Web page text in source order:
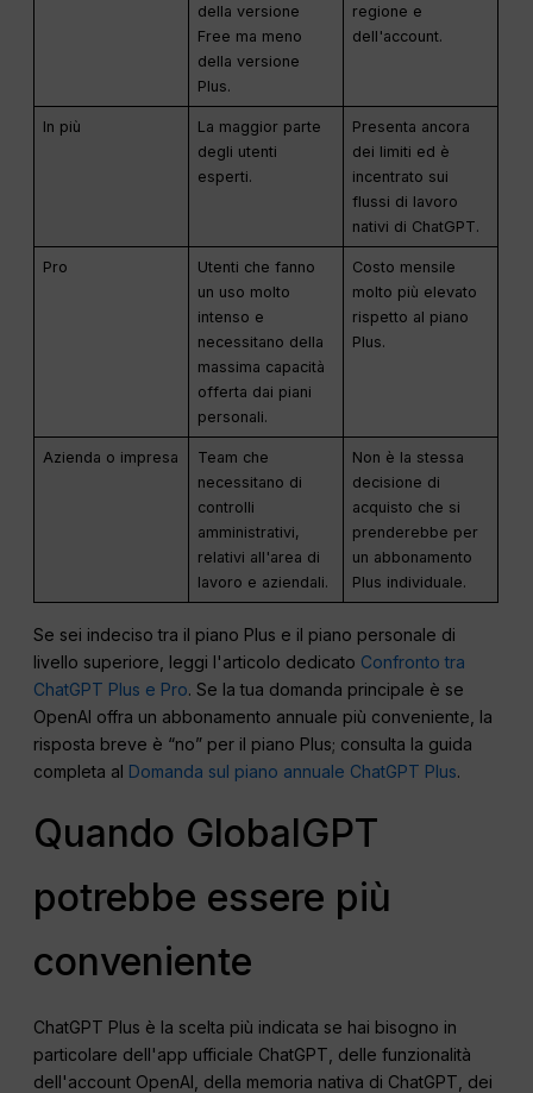
della versione
Free ma meno
della versione
Plus.
regione e
dell'account.
In più
La maggior parte
degli utenti
esperti.
Presenta ancora
dei limiti ed è
incentrato sui
flussi di lavoro
nativi di ChatGPT.
Pro
Utenti che fanno
un uso molto
intenso e
necessitano della
massima capacità
offerta dai piani
personali.
Costo mensile
molto più elevato
rispetto al piano
Plus.
Azienda o impresa
Team che
necessitano di
controlli
amministrativi,
relativi all'area di
lavoro e aziendali.
Non è la stessa
decisione di
acquisto che si
prenderebbe per
un abbonamento
Plus individuale.
Se sei indeciso tra il piano Plus e il piano personale di
livello superiore, leggi l'articolo dedicato Confronto tra
ChatGPT Plus e Pro. Se la tua domanda principale è se
OpenAI offra un abbonamento annuale più conveniente, la
risposta breve è “no” per il piano Plus; consulta la guida
completa al Domanda sul piano annuale ChatGPT Plus.
Quando GlobalGPT
potrebbe essere più
conveniente
ChatGPT Plus è la scelta più indicata se hai bisogno in
particolare dell'app ufficiale ChatGPT, delle funzionalità
dell'account OpenAI, della memoria nativa di ChatGPT, dei